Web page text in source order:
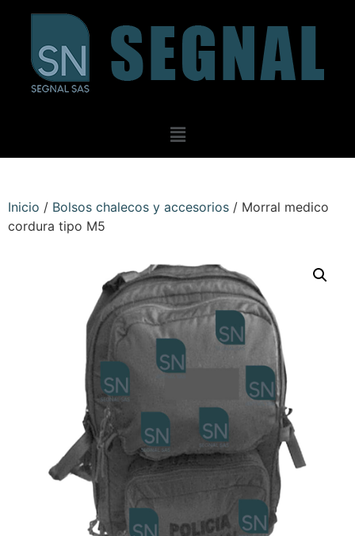
Inicio / Bolsos chalecos y accesorios / Morral medico
cordura tipo M5